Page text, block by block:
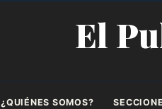
El
¿QUIÉNES SOMOS?